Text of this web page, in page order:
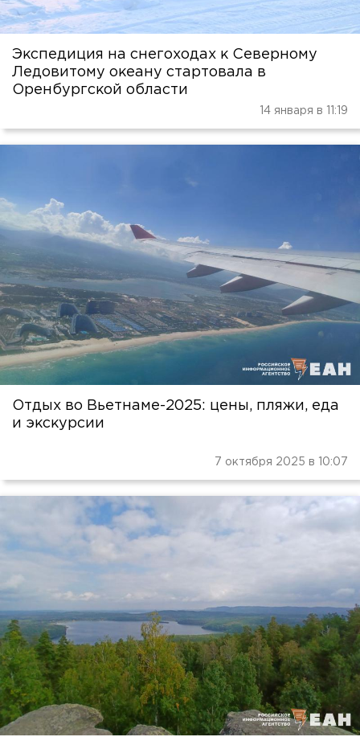
Экспедиция на снегоходах к Северному
Ледовитому океану стартовала в
Оренбургской области
14 января в 11:19
Отдых во Вьетнаме-2025: цены, пляжи, еда
и экскурсии
7 октября 2025 в 10:07